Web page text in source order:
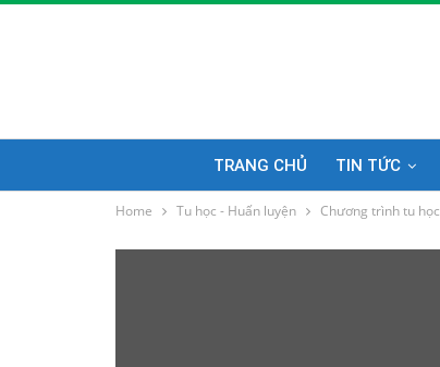
TRANG CHỦ TIN TỨC
Home Tu học - Huấn luyện Chương trình tu học